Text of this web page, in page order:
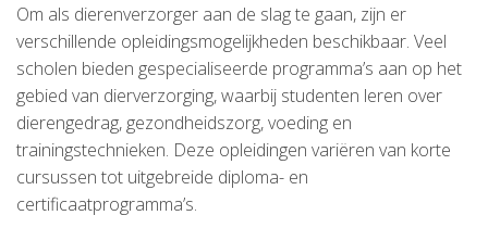
Om als dierenverzorger aan de slag te gaan, zijn er
verschillende opleidingsmogelijkheden beschikbaar. Veel
scholen bieden gespecialiseerde programma’s aan op het
gebied van dierverzorging, waarbij studenten leren over
dierengedrag, gezondheidszorg, voeding en
trainingstechnieken. Deze opleidingen variëren van korte
cursussen tot uitgebreide diploma- en
certificaatprogramma’s.